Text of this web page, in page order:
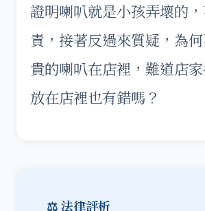
證明喇叭就是小孩弄壞的
責，接著反過來質疑，為
貴的喇叭在店裡，難道店
放在店裡也有錯嗎？
⚖️ 法律評析